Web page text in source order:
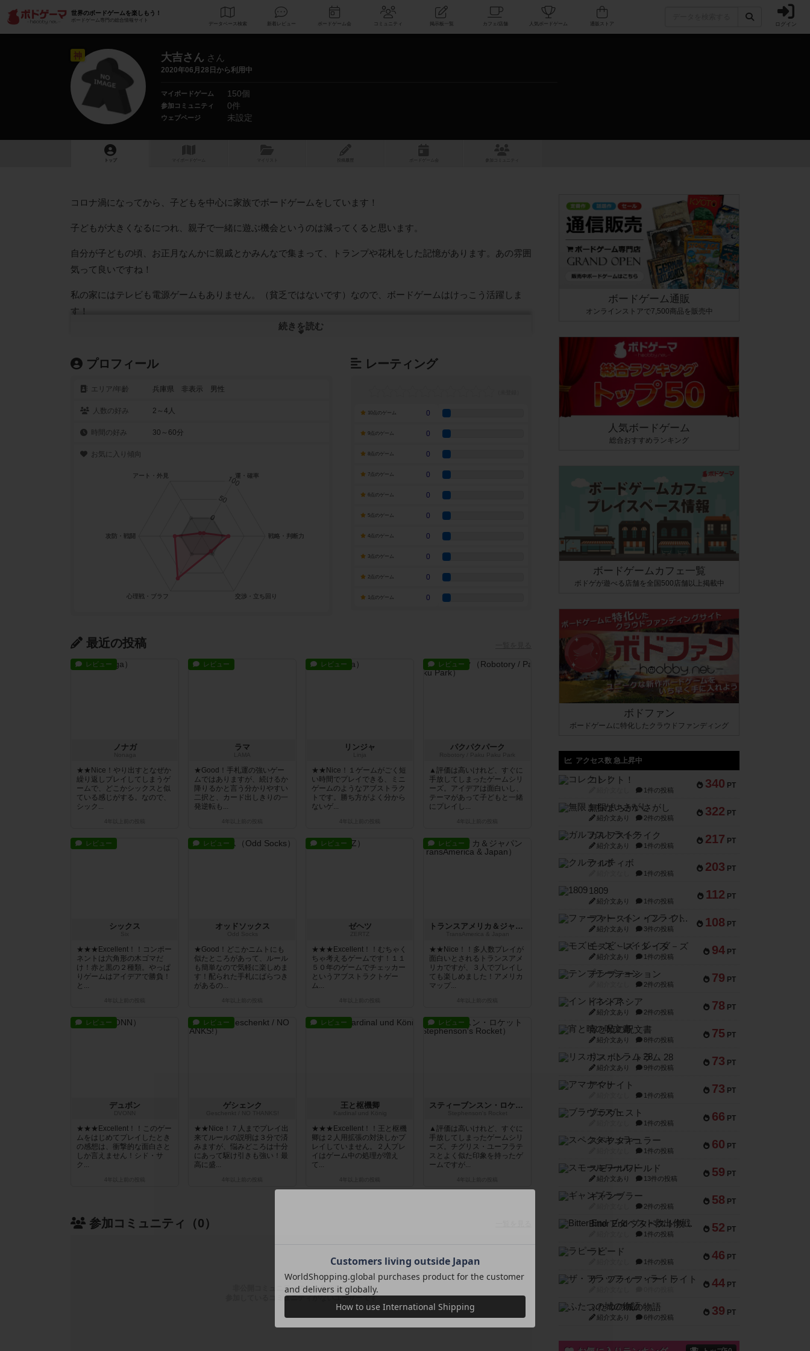
世界のボードゲームを楽しもう！
ボードゲーム専門の総合情報サイト
データベース 検索 新着レビュー ボードゲーム会 コミュニティ 掲示板一覧 カフェ/店舗 人気ボードゲーム ログイン
神 大吉さん さん
2020年06月28日から利用中
マイボードゲーム 150個
参加コミュニティ 0件
ウェブページ 未設定
トップ
コロナ渦になってから、子どもを中心に家族でボードゲームをしています！
子どもが大きくなるにつれ、親子で一緒に遊ぶ機会というのは減ってくると思います。
自分が子どもの頃、お正月なんかに親戚とかみんなで集まって、トランプや花札をした記憶があります。あの雰囲
気って良いですね！
私の家にはテレビも電源ゲームもありません。（貧乏ではないです）なので、ボードゲームはけっこう活躍しま
す！
一時期は自分のやりたいゲームばかり購入していましたが、家族で楽しめないと意味がないです。最近はみんなで
ミハエル・シャハト
アレックス・ランドルフ
シュテフェンシュピーレ
続きを読む
プロフィール
エリア/年齡 兵庫県 非表示 男性
人数の好み 2～4人
時間の好み 30～60分
お気に入り傾向
レーティング
10点のゲーム 0
9点のゲーム 0
8点のゲーム 0
7点のゲーム 0
6点のゲーム 0
5点のゲーム 0
4点のゲーム 0
3点のゲーム 0
2点のゲーム 0
1点のゲーム 0
最近の投稿
レビュー
ノナガ
★★Nice！やり出すとなぜか
繰り返しプレイしてしまうゲ
ームで、どこかシックスと似
ている感じがする。なので、
シック...
レビュー
ラマ
★Good！手札運の強いゲー
ムではありますが、続けるか
降りるかと言う分かりやすい
二択と、カード出しきりの一
発逆転も...
レビュー
リンジャ
★★Nice！１ゲームがごく短
い時間でプレイできる、ミニ
ゲームのようなアブストラク
トです。勝ち方がよく分から
ないゲ...
レビュー
パクパクパーク
▲評価は高いけれど、すぐに
手放してしまったゲームシリ
ーズ。アイデアは面白いし、
テーマがあって子どもと一緒
にプレイし...
レビュー
シックス
★★★Excellent！！コンポー
ネントは六角形の木ゴマだ
け！赤と黒の２種類。やっぱ
りゲームはアイデアで勝負！
と...
レビュー
オッドソックス
★Good！どこかニムトにも
似たところがあって、ルール
も簡単なので気軽に楽しめま
す！配られた手札にばらつき
があるの...
レビュー
ゼヘツ
★★★Excellent！！むちゃく
ちゃ考えるゲームです！１１
５０年のゲームでチェッカー
というアブストラクトゲー
ム...
レビュー
トランスアメリカ＆ジャパン
★★Nice！！多人数プレイが
面白いとされるトランスアメ
リカですが、３人でプレイし
ても楽しめました！アメリカ
マップ...
レビュー
デュボン
★★★Excellent！！このゲー
ムをはじめてプレイしたとき
の感想は、衝撃的な面白さと
しか言えません！シド・サ
ク...
レビュー
ゲシェンク
★★Nice！７人までプレイ出
来てルールの説明は３分で済
みますが、悩みどころは十分
にあって駆け引きも強い！最
高に盛...
レビュー
王と枢機卿
★★★Excellent！！王と枢機
卿は２人用拡張の対決しかプ
レイしていません。２人プレ
イはゲーム中の処理が増え
て...
レビュー
スティーブンスン・ロケット
▲評価は高いけれど、すぐに
手放してしまったゲームシリ
ーズ。チグリス・ユーフラテ
スとよく似た印象を持ったゲ
ームですが...
参加コミュニティ（0）
非公開コミュニティのみに参加しているか
参加しているコミュニティがないユーザーです
ボードゲーム通販
オンラインストアで7,500商品を販売中
人気ボードゲーム
総合おすすめランキング
ボードゲームカフェ一覧
ボドゲが遊べる店舗を全国500店舗以上掲載中
ボドファン
ボードゲームに特化したクラウドファンディング
アクセス数 急上昇中
340 PT
コレクト！
1件の投稿
322 PT
無限まちがいさがし
紹介文あり 2件の投稿
217 PT
ガルフストライク
紹介文あり 1件の投稿
203 PT
クルティボ
1件の投稿
112 PT
1809
紹介文あり 1件の投稿
108 PT
ファースト・イン・フライト
紹介文あり 3件の投稿
94 PT
モズビ－ズ・レイダ－ズ
紹介文あり 1件の投稿
79 PT
テンプテーション
2件の投稿
78 PT
インドネシア
紹介文あり 2件の投稿
75 PT
宵と暁の呪文書
紹介文あり 8件の投稿
73 PT
リスボン・トラム 28
紹介文あり 9件の投稿
73 PT
アマナイト
1件の投稿
66 PT
ブラヴェスト
1件の投稿
60 PT
スペクタキュラー
1件の投稿
59 PT
スモールワールド
紹介文あり 13件の投稿
58 PT
ギャンブラー
2件の投稿
52 PT
Bitter End ブタペスト救出作戦
1件の投稿
46 PT
ラピード
1件の投稿
44 PT
ザ・フラッフィー・ライト
39 PT
ふたつの城の物語
紹介文あり 6件の投稿